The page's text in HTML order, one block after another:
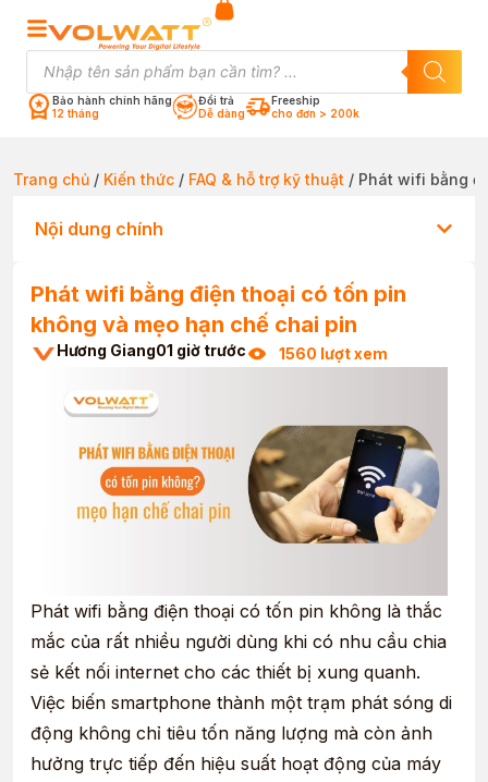
Bảo hành chính hãng
12 tháng
Đổi trả
Dễ dàng
Freeship
cho đơn > 200k
Trang chủ / Kiến thức / FAQ & hỗ trợ kỹ thuật / Phát wifi bằng
Nội dung chính
Phát wifi bằng điện thoại có tốn pin
không và mẹo hạn chế chai pin
Hương Giang01 giờ trước 1560 lượt xem
Phát wifi bằng điện thoại có tốn pin không là thắc
mắc của rất nhiều người dùng khi có nhu cầu chia
sẻ kết nối internet cho các thiết bị xung quanh.
Việc biến smartphone thành một trạm phát sóng di
động không chỉ tiêu tốn năng lượng mà còn ảnh
hưởng trực tiếp đến hiệu suất hoạt động của máy